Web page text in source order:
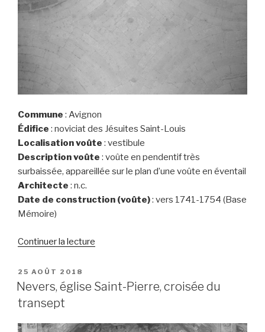
Commune : Avignon
Édifice : noviciat des Jésuites Saint-Louis
Localisation voûte : vestibule
Description voûte : voûte en pendentif très
surbaissée, appareillée sur le plan d’une voûte en éventail
Architecte : n.c.
Date de construction (voûte): vers 1741-1754 (Base
Mémoire)
Continuer la lecture
des
Louis,
PUBLIÉ
LE
25 AOÛT 2018
Nevers, église Saint-Pierre, croisée du
transept